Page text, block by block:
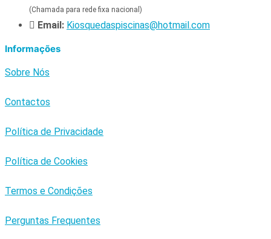
(Chamada para rede fixa nacional)
Email: Kiosquedaspiscinas@hotmail.com
Informações
Sobre Nós
Contactos
Política de Privacidade
Política de Cookies
Termos e Condições
Perguntas Frequentes